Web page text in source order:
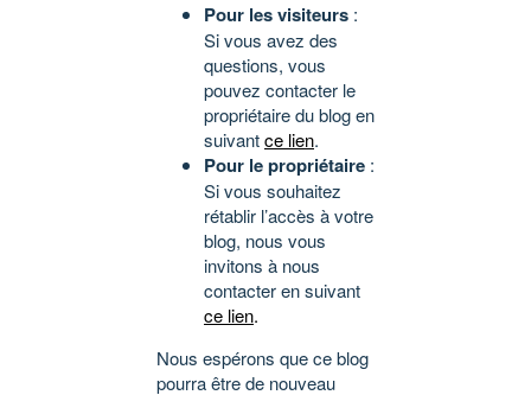
Pour les visiteurs :
Si vous avez des
questions, vous
pouvez contacter le
propriétaire du blog en
suivantce lien.
Pour le propriétaire :
Si vous souhaitez
rétablir l’accès à votre
blog, nous vous
invitons à nous
contacter en suivant
ce lien.
Nous espérons que ce blog
pourra être de nouveau